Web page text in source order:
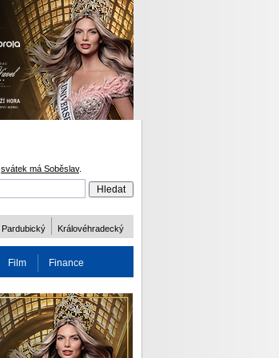
svátek má Soběslav.
Pardubický Královéhradecký
Film Finance
ODM 2016